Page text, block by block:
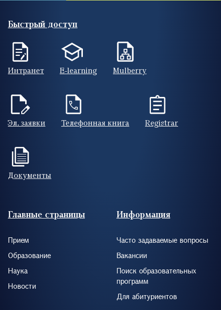
Быстрый доступ
Интранет E-learning Mulberry
Эл. заявки Телефонная книга Registrar
Документы
Footer (RUS)
Главные страницы
Прием
Образование
Наука
Новости
Информация
Часто задаваемые вопросы
Вакансии
Поиск образовательных
программ
Для абитуриентов